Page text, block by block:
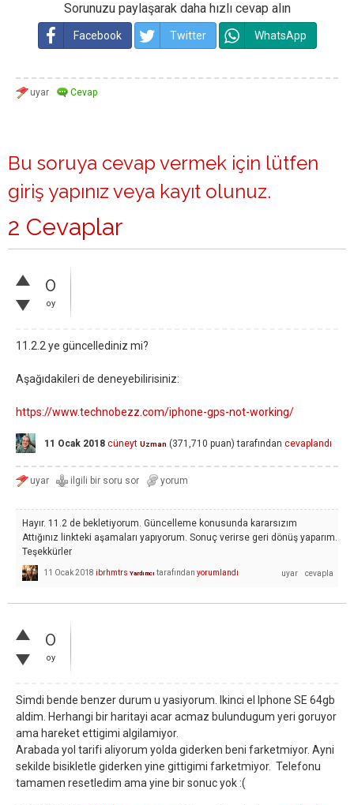
Sorunuzu paylaşarak daha hızlı cevap alın
Facebook Twitter WhatsApp
Bu soruya cevap vermek için lütfen
giriş yapınız veya kayıt olunuz.
2 Cevaplar
0
oy
11.2.2 ye güncellediniz mi?
Aşağıdakileri de deneyebilirisiniz:
https://www.technobezz.com/iphone-gps-not-working/
11 Ocak 2018 cüneyt Uzman (371,710 puan) tarafından cevaplandı
Hayır. 11.2 de bekletiyorum. Güncelleme konusunda kararsızım
Attığınız linkteki aşamaları yapıyorum. Sonuç verirse geri dönüş yaparım.
Teşekkürler
11 Ocak 2018 ibrhmtrs Yardımcı tarafından yorumlandı
0
oy
Simdi bende benzer durum u yasiyorum. Ikinci el Iphone SE 64gb
aldim. Herhangi bir haritayi acar acmaz bulundugum yeri goruyor
ama hareket ettigimi algilamiyor.
Arabada yol tarifi aliyorum yolda giderken beni farketmiyor. Ayni
sekilde bisikletle giderken yine gittigimi farketmiyor. Telefonu
tamamen resetledim ama yine bir sonuc yok :(